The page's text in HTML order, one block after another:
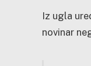
Iz ugla
novinar